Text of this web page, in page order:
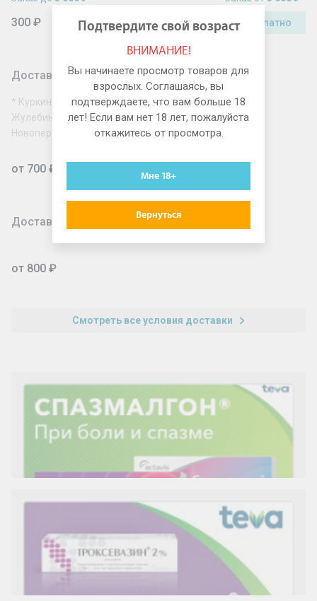
300 ₽ Бесплатно
Доставка по Москве за МКАД
* Куркино, Митино, Северное Бутово, Южное Бутово,
Жулебино, Новокосино, Косино-Ухтомский, Солнцево,
Новопеределкино, Рассказовка, Некрасовка
от 700 ₽
Доставка для юридических лиц
от 800 ₽
Смотреть все условия доставки
Подтвердите свой возраст
ВНИМАНИЕ!
Вы начинаете просмотр товаров для
взрослых. Соглашаясь, вы
подтверждаете, что вам больше 18
лет! Если вам нет 18 лет, пожалуйста
откажитесь от просмотра.
Мне 18+
Вернуться